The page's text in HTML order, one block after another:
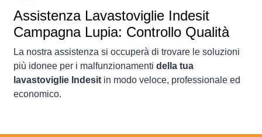
Assistenza Lavastoviglie Indesit
Campagna Lupia: Controllo Qualità
La nostra assistenza si occuperà di trovare le soluzioni
più idonee per i malfunzionamenti della tua
lavastoviglie Indesit in modo veloce, professionale ed
economico.